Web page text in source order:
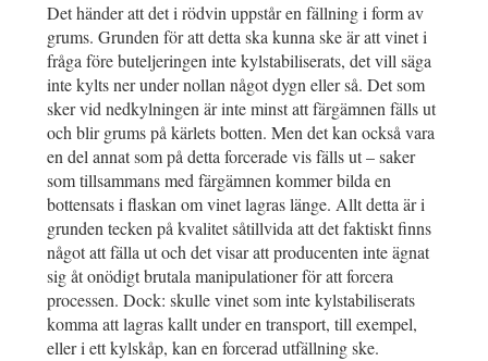
Det händer att det i rödvin uppstår en fällning i form av
grums. Grunden för att detta ska kunna ske är att vinet i
fråga före buteljeringen inte kylstabiliserats, det vill säga
inte kylts ner under nollan något dygn eller så. Det som
sker vid nedkylningen är inte minst att färgämnen fälls ut
och blir grums på kärlets botten. Men det kan också vara
en del annat som på detta forcerade vis fälls ut – saker
som tillsammans med färgämnen kommer bilda en
bottensats i flaskan om vinet lagras länge. Allt detta är i
grunden tecken på kvalitet såtillvida att det faktiskt finns
något att fälla ut och det visar att producenten inte ägnat
sig åt onödigt brutala manipulationer för att forcera
processen. Dock: skulle vinet som inte kylstabiliserats
komma att lagras kallt under en transport, till exempel,
eller i ett kylskåp, kan en forcerad utfällning ske.